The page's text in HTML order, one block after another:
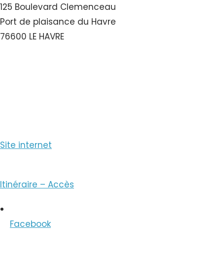
125 Boulevard Clemenceau
Port de plaisance du Havre
76600 LE HAVRE
Site internet
Itinéraire – Accès
Facebook